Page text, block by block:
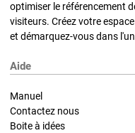
optimiser le référencement
visiteurs. Créez votre
et démarquez-vous dans
Aide
Manuel
Contactez nous
Boite à idées